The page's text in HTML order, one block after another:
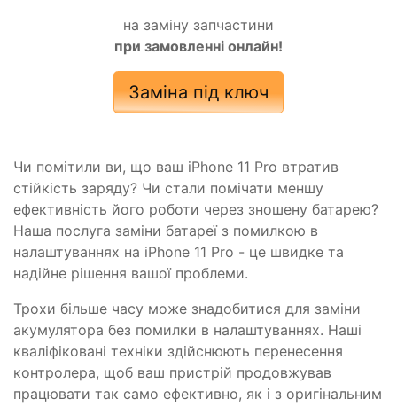
на заміну запчастини
при замовленні онлайн!
Заміна під ключ
Чи помітили ви, що ваш iPhone 11 Pro втратив
стійкість заряду? Чи стали помічати меншу
ефективність його роботи через зношену батарею?
Наша послуга заміни батареї з помилкою в
налаштуваннях на iPhone 11 Pro - це швидке та
надійне рішення вашої проблеми.
Трохи більше часу може знадобитися для заміни
акумулятора без помилки в налаштуваннях. Наші
кваліфіковані техніки здійснюють перенесення
контролера, щоб ваш пристрій продовжував
працювати так само ефективно, як і з оригінальним